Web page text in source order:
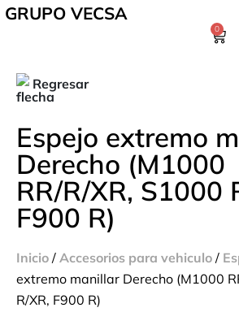
GRUPO VECSA
0
Regresar
Espejo extremo
Derecho (M1000
RR/R/XR, S1000
F900 R)
Inicio / Accesorios para vehiculo /
extremo manillar Derecho (M1000
R/XR, F900 R)